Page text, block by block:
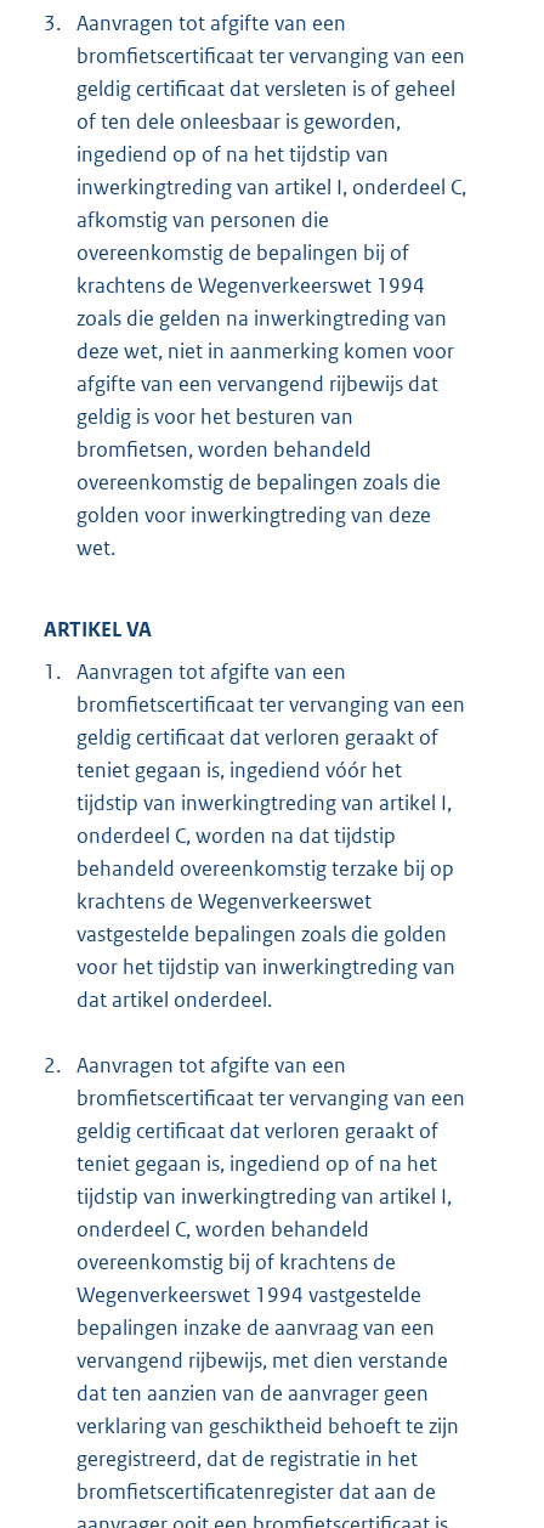
3. Aanvragen tot afgifte van een
bromfietscertificaat ter vervanging van een
geldig certificaat dat versleten is of geheel
of ten dele onleesbaar is geworden,
ingediend op of na het tijdstip van
inwerkingtreding van artikel I, onderdeel C,
afkomstig van personen die
overeenkomstig de bepalingen bij of
krachtens de Wegenverkeerswet 1994
zoals die gelden na inwerkingtreding van
deze wet, niet in aanmerking komen voor
afgifte van een vervangend rijbewijs dat
geldig is voor het besturen van
bromfietsen, worden behandeld
overeenkomstig de bepalingen zoals die
golden voor inwerkingtreding van deze
wet.
ARTIKEL VA
1. Aanvragen tot afgifte van een
bromfietscertificaat ter vervanging van een
geldig certificaat dat verloren geraakt of
teniet gegaan is, ingediend vóór het
tijdstip van inwerkingtreding van artikel I,
onderdeel C, worden na dat tijdstip
behandeld overeenkomstig terzake bij op
krachtens de Wegenverkeerswet
vastgestelde bepalingen zoals die golden
voor het tijdstip van inwerkingtreding van
dat artikel onderdeel.
2. Aanvragen tot afgifte van een
bromfietscertificaat ter vervanging van een
geldig certificaat dat verloren geraakt of
teniet gegaan is, ingediend op of na het
tijdstip van inwerkingtreding van artikel I,
onderdeel C, worden behandeld
overeenkomstig bij of krachtens de
Wegenverkeerswet 1994 vastgestelde
bepalingen inzake de aanvraag van een
vervangend rijbewijs, met dien verstande
dat ten aanzien van de aanvrager geen
verklaring van geschiktheid behoeft te zijn
geregistreerd, dat de registratie in het
bromfietscertificatenregister dat aan de